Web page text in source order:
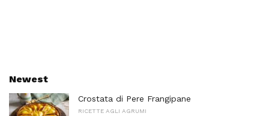
Newest
Crostata di Pere Frangipane
RICETTE AGLI AGRUMI